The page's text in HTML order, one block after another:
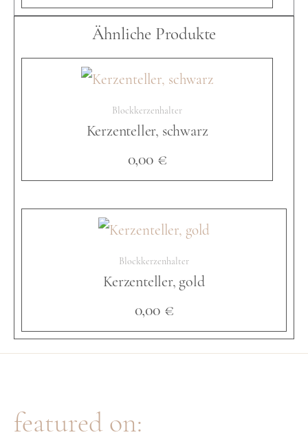
,
g
o
l
d
M
e
Ähnliche Produkte
Blockkerzenhalter
Kerzenteller, schwarz
0,00 €
Blockkerzenhalter
Kerzenteller, gold
0,00 €
featured on: